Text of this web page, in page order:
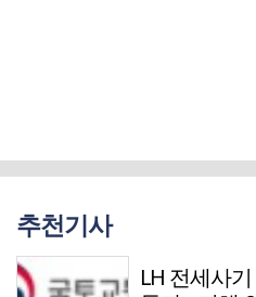
추천기사
LH 전세사